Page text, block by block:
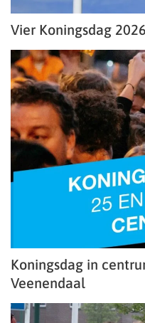
Vier Koningsdag
Koningsdag in
Veenendaal